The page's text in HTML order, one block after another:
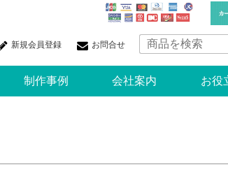
新規会員登録 お問合せ
制作事例 会社案内 お役